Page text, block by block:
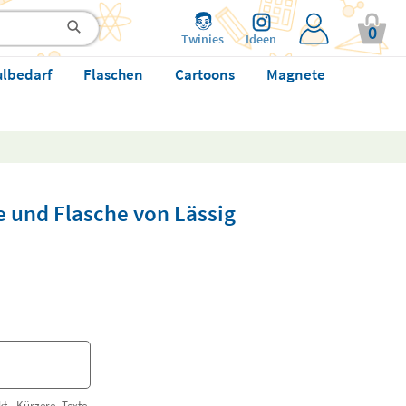
Twinies Ideen 0
Flaschen Cartoons Magnete
und Flasche von Lässig